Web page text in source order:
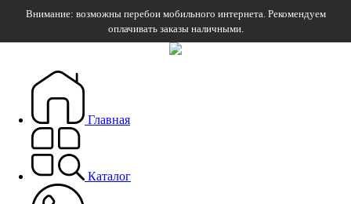
Внимание: возможны перебои мобильного интернета. Рекомендуем
оплачивать заказы наличными.
Главная
Каталог